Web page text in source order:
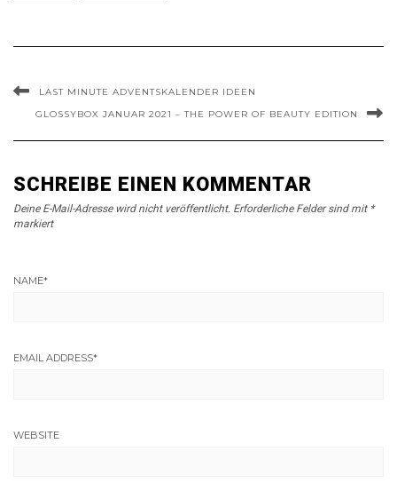
LAST MINUTE ADVENTSKALENDER IDEEN
GLOSSYBOX JANUAR 2021 – THE POWER OF BEAUTY EDITION
SCHREIBE EINEN KOMMENTAR
Deine E-Mail-Adresse wird nicht veröffentlicht. Erforderliche Felder sind mit *
markiert
NAME*
EMAIL ADDRESS*
WEBSITE